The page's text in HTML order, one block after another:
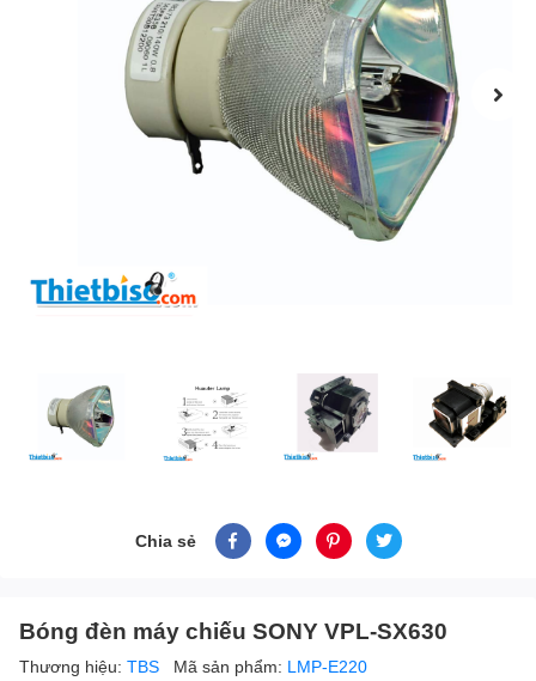
Chia sẻ
Bóng đèn máy chiếu SONY VPL-SX630
Thương hiệu: TBS Mã sản phẩm: LMP-E220